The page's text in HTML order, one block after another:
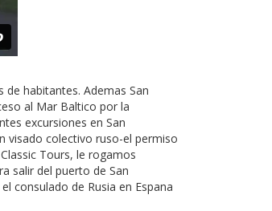
de habitantes. Ademas San
al Mar Baltico por la
excursiones en San
visado colectivo ruso-el permiso
Tours, le rogamos
salir del puerto de San
consulado de Rusia en Espana